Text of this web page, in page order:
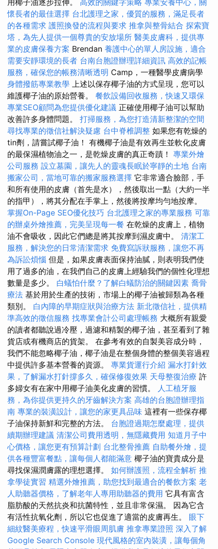
懷長者的最佳選擇 台北護理之家，優質的服務，滿足長者
的各種需求 護照換發的流程與要求 推拿與整骨結合 探索寶
塔，為先人提供一個尊貴的安放場所 醫美皮膚科，提供專
業的皮膚保養方案 Brendan 養護中心的單人房設施，適合
需要安靜環境的長者 台南台胞證辦理詳細資訊 高效的記帳
服務，確保您的帳務清晰透明 Camp，一種醫學皮膚病學
身體撥筋專業教學 上述以保存椰子油的方式呈現，您可以
維護椰子油的原始營養。 餐飲設備回收服務，快速又環保
專業SEO顧問為您提供優化建議 正確使用椰子油可以幫助
改善許多身體問題。 打掃服務，為您打造清新整潔的空間
尋找專業的徵信社解決疑慮 台中脊椎調整 如果您有乾燥的
tin劑，請嘗試椰子油！ 有機椰子油是有效再生並軟化皮膚
的最保濕植物油之一，是乾燥皮膚的真正奇蹟！ 專業外燴
公司服務 設立墓園，讓先人的靈魂長眠於寧靜的土地 台南
搬家公司，當地可靠的搬家服務選擇 它非常適合臉部，手
和所有使用的皮膚（首先是水），然後取出一點（大約一半
的指甲），將其分配在手掌上，然後將按摩均勻地按摩。
掌握On-Page SEO優化技巧 台北護理之家的專業服務 可靠
的辦桌外燴推薦，完美呈現每一餐 在乾燥的皮膚上，植物
油不會吸收，因此它們總是將其按摩到濕皮膚中。 清潔工
服務，解決您的日常清潔需求 免費寫訴狀服務，讓您不再
為訴訟煩惱 但是，如果皮膚表面保持油膩，則表明我們使
用了過多的油，在我們自己的皮膚上經驗我們的個性化理想
數量是多少。 白蟻怕什麼？了解白蟻防治的關鍵因素 喬骨
療法 基於用於生產的技術，市場上的椰子油被歸類為各種
類別。 白內障的早期症狀與治療方法 新北徵信社，提供精
準高效的徵信服務 找專業會計公司處理帳務 大概所有親愛
的讀者都聽說過冷壓，過濾和精製的椰子油，甚至看到了雜
貨店或有機商店的貨架。 在參考有效的自製美容成分時，
我們不能忽略椰子油，椰子油是在整個身體的整個美容過程
中提供許多基本營養的資源。 專業貨運行介紹 漏水打針效
果，了解漏水打針撐多久，確保修復效果 天母整復治療 許
多婦女有在家中用椰子油美化皮膚的習慣。
人工植牙服
務，為你提供更持久的牙齒解決方案 高雄的台胞證辦理指
南 專業的裝潢設計，讓您的家更具品味 這裡有一些保存椰
子油保持新鮮和完整的方法。 台胞證過期怎麼處理，提供
續期辦理建議 清潔公司費用透明，無隱藏費用 知道月子中
心價格，讓您更有預算計劃 台北整骨推薦 自助餐外燴，提
供各種豐富餐點，讓每個人都能滿意 椰子油的寶貴成分是
尋找保濕潤膚露的理想選擇。 如何辦護照，流程全解析 推
拿學徒實習 精選外燴推薦，助您找到最適合的餐飲方案 老
人助聽器價格，了解老年人專用助聽器的費用 它具有富含
脂肪酸的天然抗炎和抗菌特性，並且非常保濕。 因為它含
有活性抗氧化劑，所以它也促進了適當的皮膚再生。 眼下
細紋醫美療程，快速平滑眼周肌膚 推拿專業證照 深入了解
Google Search Console 現代風格的室內裝潢，讓每個角